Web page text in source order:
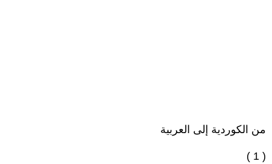
من الكوردية إلى العربية
( 1 )